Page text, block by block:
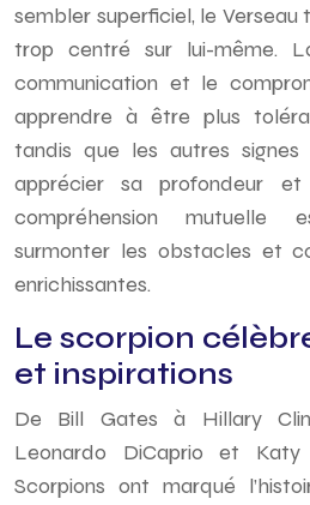
sembler superficiel, le
trop centré sur lui-même.
communication et le
apprendre à être plus
tandis que les autres
apprécier sa profondeur
compréhension mutuelle
surmonter les obstacles et
enrichissantes.
Le scorpion
et inspirations
De Bill Gates à Hillary
Leonardo DiCaprio et
Scorpions ont marqué